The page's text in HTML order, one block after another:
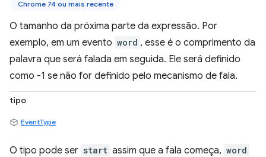
Chrome 74 ou mais recente
O tamanho da próxima parte da expressão. Por
exemplo, em um evento word , esse é o comprimento da
palavra que será falada em seguida. Ele será definido
como -1 se não for definido pelo mecanismo de fala.
tipo
EventType
O tipo pode ser start assim que a fala começa, word